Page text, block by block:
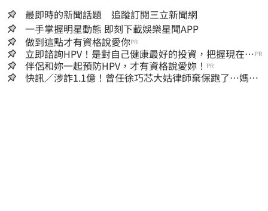
最即時的新聞話題 追蹤訂閱三立新聞網
一手掌握明星動態 即刻下載娛樂星聞APP
做到這點才有資格說愛你PR
立即諮詢HPV！是對自己健康最好的投資，把握現在不
嫌晚！
PR
伴侶和妳一起預防HPV，才有資格說愛妳！ PR
快訊／涉詐1.1億！曾任徐巧芯大姑律師棄保跑了…媽也